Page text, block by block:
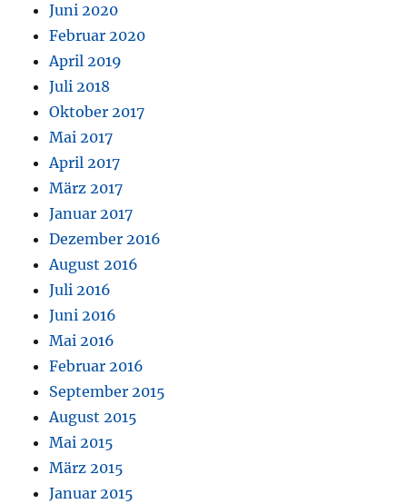
Juni 2020
Februar 2020
April 2019
Juli 2018
Oktober 2017
Mai 2017
April 2017
März 2017
Januar 2017
Dezember 2016
August 2016
Juli 2016
Juni 2016
Mai 2016
Februar 2016
September 2015
August 2015
Mai 2015
März 2015
Januar 2015